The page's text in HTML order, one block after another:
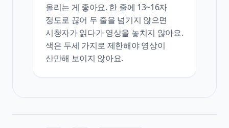
올리는 게 좋아요. 한 줄에 13~16자
정도로 끊어 두 줄을 넘기지 않으면
시청자가 읽다가 영상을 놓치지 않아요.
색은 두세 가지로 제한해야 영상이
산만해 보이지 않아요.